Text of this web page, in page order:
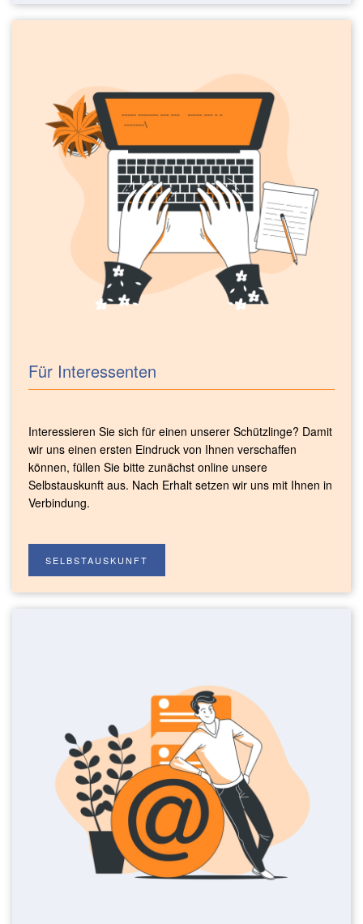
Für Interessenten
Interessieren Sie sich für einen unserer Schützlinge? Damit
wir uns einen ersten Eindruck von Ihnen verschaffen
können, füllen Sie bitte zunächst online unsere
Selbstauskunft aus. Nach Erhalt setzen wir uns mit Ihnen in
Verbindung.
SELBSTAUSKUNFT